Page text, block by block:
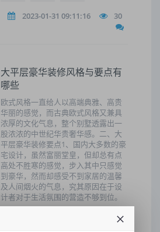
2023-01-31 09:11:16 30
大平层豪华装修风格与要点有
哪些
欧式风格一直给人以高端典雅、高贵
华丽的感觉，而古典欧式风格又兼具
浓厚的文化气息，整个别墅透露出一
股浓浓的中世纪华贵奢华感。二、大
平层豪华装修要点1、国内大多数的豪
宅设计，虽然富丽堂皇，但却总有点
高处不胜寒的感觉，步入其中只感觉
到豪华，然而却感受不到家居的温馨
及人间烟火的气息，究其原因在于设
计者对于生活氛围的营造不够到位。